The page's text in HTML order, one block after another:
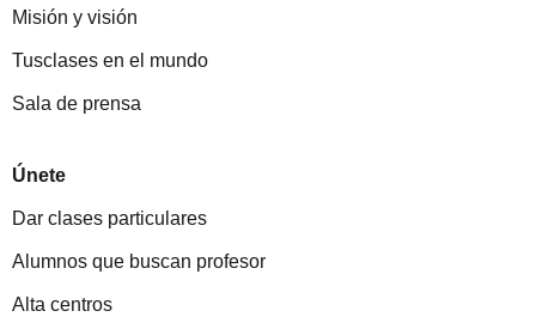
Misión y visión
Tusclases en el mundo
Sala de prensa
Únete
Dar clases particulares
Alumnos que buscan profesor
Alta centros